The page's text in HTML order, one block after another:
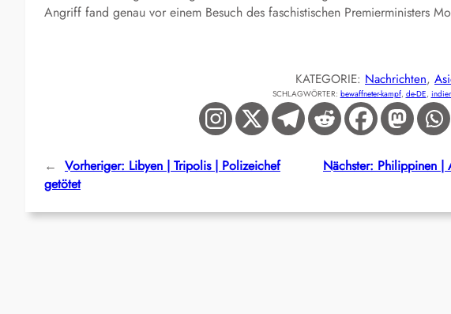
Angriff fand genau vor einem Besuch des faschistischen Premierministers
KATEGORIE: Nachrichten,
SCHLAGWÖRTER: bewaffneter-kampf, de-DE,
← Vorheriger: Libyen | Tripolis | Polizeichef
getötet
Nächster: Philippinen |